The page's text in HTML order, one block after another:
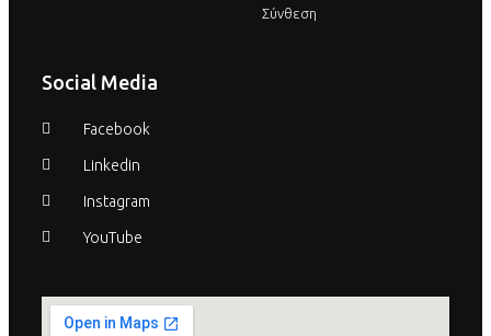
Σύνθεση
Social Media
Facebook
Linkedin
Instagram
YouTube